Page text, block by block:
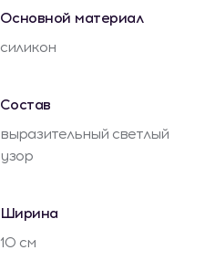
Основной материал
силикон
Состав
выразительный светлый
узор
Ширина
10 см